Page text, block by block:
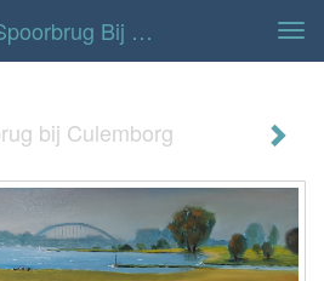
Jorie Van Der Loo - Spoorbrug Bij Culemborg
bij Culemborg